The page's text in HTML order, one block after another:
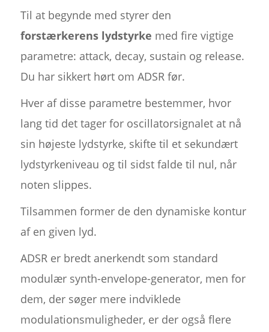
Til at begynde med styrer den
forstærkerens lydstyrke med fire vigtige
parametre: attack, decay, sustain og release.
Du har sikkert hørt om ADSR før.
Hver af disse parametre bestemmer, hvor
lang tid det tager for oscillatorsignalet at nå
sin højeste lydstyrke, skifte til et sekundært
lydstyrkeniveau og til sidst falde til nul, når
noten slippes.
Tilsammen former de den dynamiske kontur
af en given lyd.
ADSR er bredt anerkendt som standard
modulær synth-envelope-generator, men for
dem, der søger mere indviklede
modulationsmuligheder, er der også flere